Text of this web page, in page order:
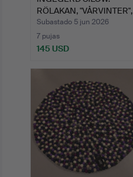
RÖLAKAN, "VÅRVINTER",
AXEC…
Subastado 5 jun 2026
7 pujas
145 USD